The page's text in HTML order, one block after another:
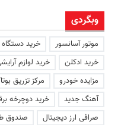
وبگردی
موتور آسانسور خرید دستگاه
خرید ادکلن
خرید لوازم
مزایده خودرو
مرکز تزریق
آهنگ جدید
خرید دوچرخه
صرافی ارز دیجیتال
صندوق